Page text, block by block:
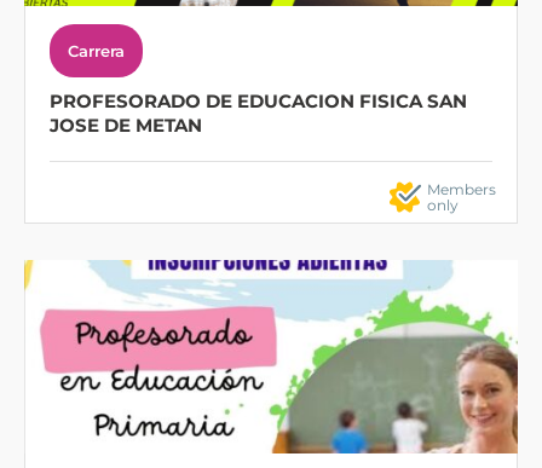
Carrera
PROFESORADO DE EDUCACION FISICA SAN
JOSE DE METAN
Members
only